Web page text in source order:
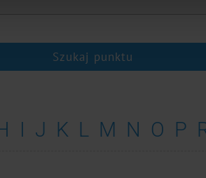
Szukaj punktu
I J K L M N O P